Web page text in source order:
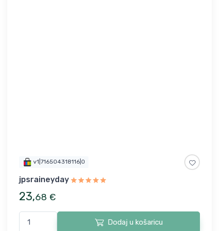
v1|716504318116|0
jpsraineyday
23,68 €
Dodaj u košaricu